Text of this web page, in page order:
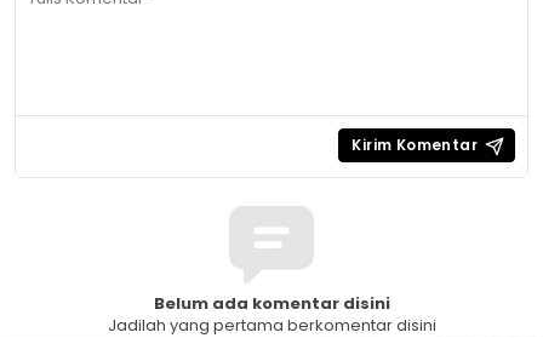
Belum ada komentar disini
Jadilah yang pertama berkomentar disini